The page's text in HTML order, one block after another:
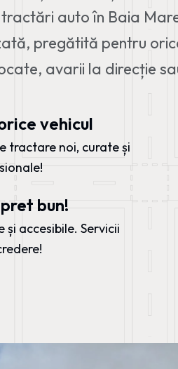
auto în Baia
pregătită pentru
avarii la direcție
vehicul
tractare noi, curate și
bun!
accesibile. Servicii